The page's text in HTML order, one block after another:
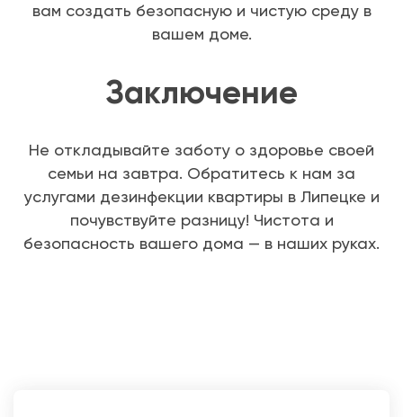
вам создать безопасную и чистую среду в
вашем доме.
Заключение
Не откладывайте заботу о здоровье своей
семьи на завтра. Обратитесь к нам за
услугами дезинфекции квартиры в Липецке и
почувствуйте разницу! Чистота и
безопасность вашего дома — в наших руках.